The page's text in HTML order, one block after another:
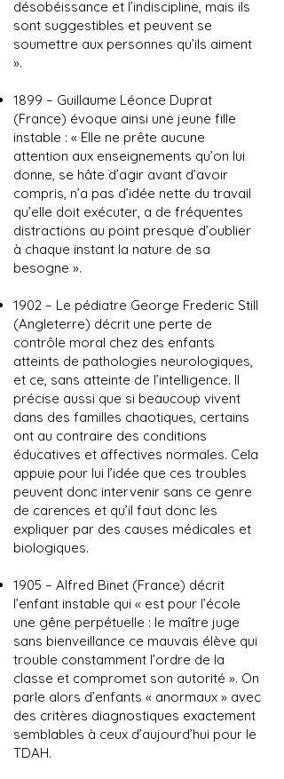
désobéissance et l’indiscipline, mais ils
sont suggestibles et peuvent se
soumettre aux personnes qu’ils aiment
».
1899 – Guillaume Léonce Duprat
(France) évoque ainsi une jeune fille
instable : « Elle ne prête aucune
attention aux enseignements qu’on lui
donne, se hâte d’agir avant d’avoir
compris, n’a pas d’idée nette du travail
qu’elle doit exécuter, a de fréquentes
distractions au point presque d’oublier
à chaque instant la nature de sa
besogne ».
1902 – Le pédiatre George Frederic Still
(Angleterre) décrit une perte de
contrôle moral chez des enfants
atteints de pathologies neurologiques,
et ce, sans atteinte de l’intelligence. Il
précise aussi que si beaucoup vivent
dans des familles chaotiques, certains
ont au contraire des conditions
éducatives et affectives normales. Cela
appuie pour lui l’idée que ces troubles
peuvent donc intervenir sans ce genre
de carences et qu’il faut donc les
expliquer par des causes médicales et
biologiques.
1905 – Alfred Binet (France) décrit
l’enfant instable qui « est pour l’école
une gêne perpétuelle : le maître juge
sans bienveillance ce mauvais élève qui
trouble constamment l’ordre de la
classe et compromet son autorité ». On
parle alors d’enfants « anormaux » avec
des critères diagnostiques exactement
semblables à ceux d’aujourd’hui pour le
TDAH.